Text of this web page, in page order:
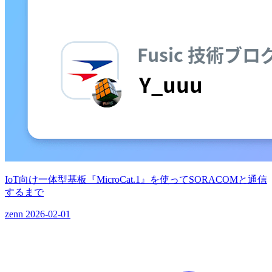
IoT向け一体型基板『MicroCat.1』を使ってSORACOMと通信
するまで
zenn 2026-02-01